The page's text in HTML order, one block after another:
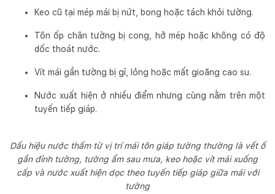
Keo cũ tại mép mái bị nứt, bong hoặc tách khỏi tường.
Tôn ốp chân tường bị cong, hở mép hoặc không có độ
dốc thoát nước.
Vít mái gần tường bị gỉ, lỏng hoặc mất gioăng cao su.
Nước xuất hiện ở nhiều điểm nhưng cùng nằm trên một
tuyến tiếp giáp.
Dấu hiệu nước thấm từ vị trí mái tôn giáp tường thường là vết ố
gần đỉnh tường, tường ẩm sau mưa, keo hoặc vít mái xuống
cấp và nước xuất hiện dọc theo tuyến tiếp giáp giữa mái với
tường